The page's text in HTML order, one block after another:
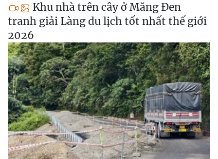
Khu nhà trên cây ở Măng Đen
tranh giải Làng du lịch tốt nhất thế giới
2026